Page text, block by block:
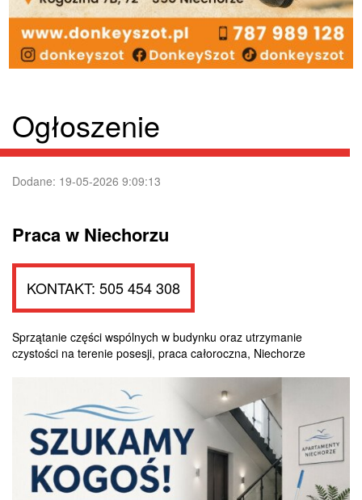
Ogłoszenie
Dodane: 19-05-2026 9:09:13
Praca w Niechorzu
KONTAKT: 505 454 308
Sprzątanie części wspólnych w budynku oraz utrzymanie
czystości na terenie posesji, praca całoroczna, Niechorze